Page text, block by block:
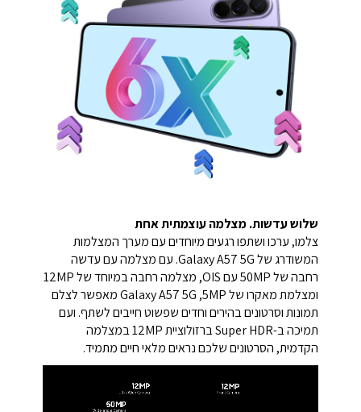
שלוש עדשות. מצלמה עוצמתית אחת
צלמו, ערכו ושתפו רגעים מיוחדים עם מערך המצלמות
המשודרג של Galaxy A57 5G. עם מצלמה עם עדשה
רחבה של 50MP עם OIS, מצלמה רחבה במיוחד של 12MP
ומצלמת מאקרו של 5MP,‏ Galaxy A57 5G מאפשר לצלם
תמונות וסרטונים בהירים וחדים שפשוט חייבים לשתף. ועם
תמיכה ב-Super HDR ברזולוציית 12MP במצלמה
הקדמית, הסרטונים שלכם נראים מלאי חיים מתמיד.